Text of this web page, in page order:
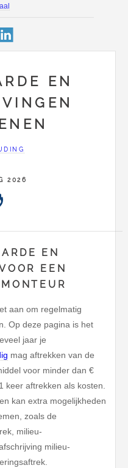
Boekhoudkundige
EN
2026
EN
EEN
aan om regelmatig
Op deze pagina is het
jaar je
mag aftrekken van de
voor minder dan €
keer aftrekken als kosten.
kan extra mogelijkheden
zoals de
milieu-
milieu-